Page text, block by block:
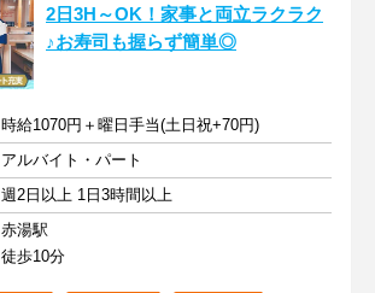
2日3H～OK！家事と両立ラクラク
♪お寿司も握らず簡単◎
時給1070円＋曜日手当(土日祝+70円)
アルバイト・パート
週2日以上 1日3時間以上
赤湯駅
徒歩10分